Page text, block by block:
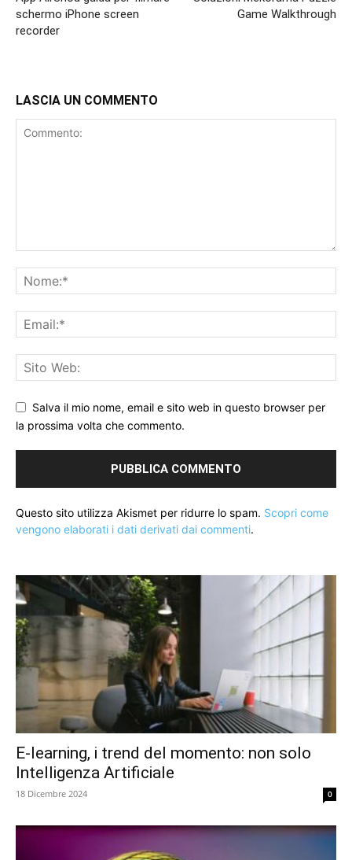
schermo iPhone screen
recorder
Game Walkthrough
LASCIA UN COMMENTO
Salva il mio nome, email e sito web in questo browser per
la prossima volta che commento.
Questo sito utilizza Akismet per ridurre lo spam. Scopri come
vengono elaborati i dati derivati dai commenti.
E-learning, i trend del momento: non solo
Intelligenza Artificiale
18 Dicembre 2024 0